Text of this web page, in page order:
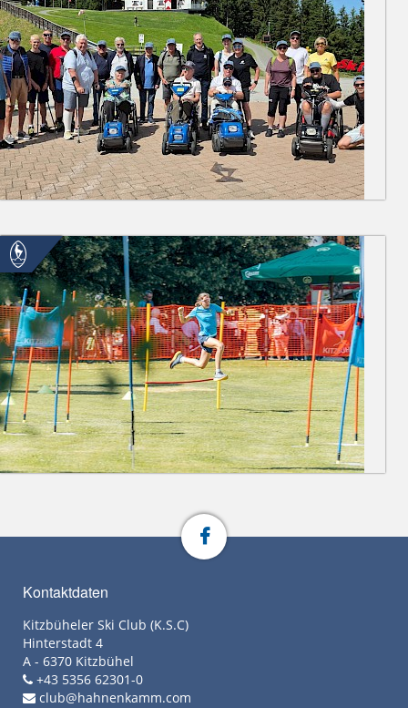
Kontaktdaten
Kitzbüheler Ski Club (K.S.C)
Hinterstadt 4
A - 6370 Kitzbühel
+43 5356 62301-0
club@hahnenkamm.com